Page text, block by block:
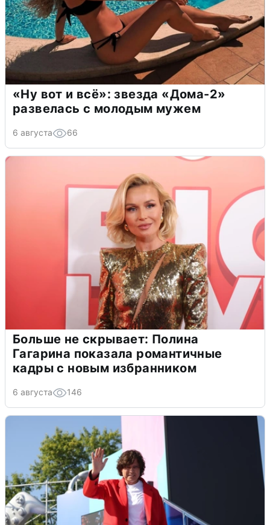
«Ну вот и всё»: звезда «Дома-2»
развелась с молодым мужем
6 августа 66
Больше не скрывает: Полина
Гагарина показала романтичные
кадры с новым избранником
6 августа 146